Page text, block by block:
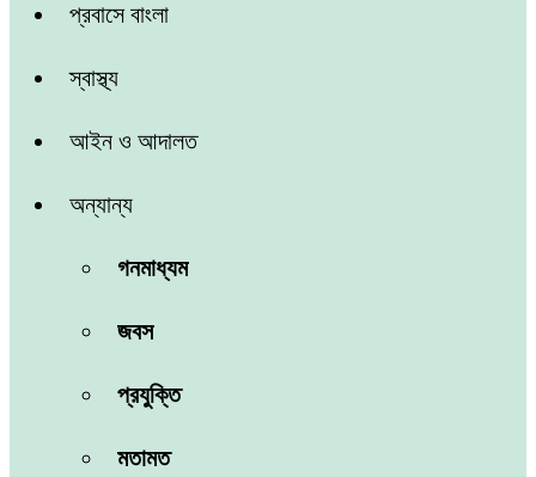
প্রবাসে বাংলা
স্বাস্থ্য
আইন ও আদালত
অন্যান্য
গনমাধ্যম
জবস
প্রযুক্তি
মতামত